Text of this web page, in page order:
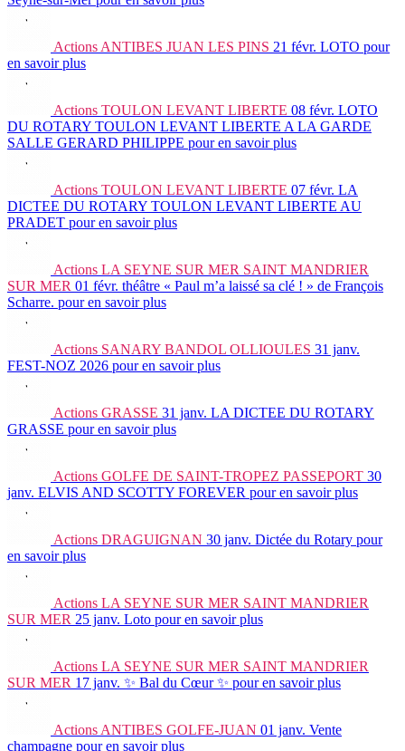
Actions ANTIBES JUAN LES PINS 21 févr. LOTO pour
en savoir plus
Actions TOULON LEVANT LIBERTE 08 févr. LOTO
DU ROTARY TOULON LEVANT LIBERTE A LA GARDE
SALLE GERARD PHILIPPE pour en savoir plus
Actions TOULON LEVANT LIBERTE 07 févr. LA
DICTEE DU ROTARY TOULON LEVANT LIBERTE AU
PRADET pour en savoir plus
Actions LA SEYNE SUR MER SAINT MANDRIER
SUR MER 01 févr. théâtre « Paul m’a laissé sa clé ! » de François
Scharre. pour en savoir plus
Actions SANARY BANDOL OLLIOULES 31 janv.
FEST-NOZ 2026 pour en savoir plus
Actions GRASSE 31 janv. LA DICTEE DU ROTARY
GRASSE pour en savoir plus
Actions GOLFE DE SAINT-TROPEZ PASSEPORT 30
janv. ELVIS AND SCOTTY FOREVER pour en savoir plus
Actions DRAGUIGNAN 30 janv. Dictée du Rotary pour
en savoir plus
Actions LA SEYNE SUR MER SAINT MANDRIER
SUR MER 25 janv. Loto pour en savoir plus
Actions LA SEYNE SUR MER SAINT MANDRIER
SUR MER 17 janv. ✨ Bal du Cœur ✨ pour en savoir plus
Actions ANTIBES GOLFE-JUAN 01 janv. Vente
champagne pour en savoir plus